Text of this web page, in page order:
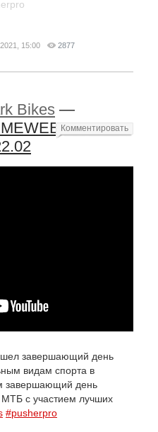
15:00 2877
Bikes —
завершающий день
видам спорта в
завершающий день
с участием лучших
#pusherpro
Комментировать